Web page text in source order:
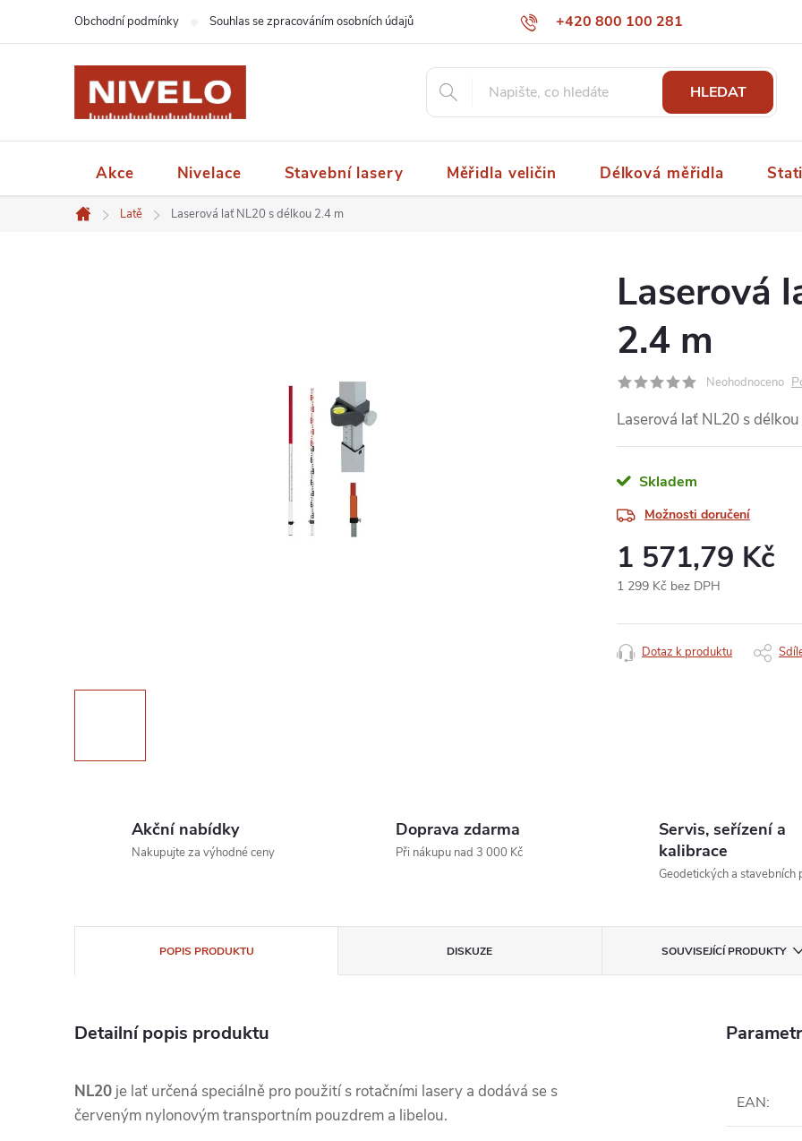
+420 800 100 281
papaspol@papaspol.cz
Obchodní podmínky Souhlas se zpracováním osobních údajů
HLEDAT
Akce Nivelace Stavební lasery Měřidla veličin Délková měřidla
Domů
Latě Laserová lať NL20 s délkou 2.4 m
Laserová
2.4 m
Neohodnoceno
Laserová lať NL20 s
Skladem
Možnosti doručení
1 571,79 Kč
1 299 Kč bez DPH
cena:
Dotaz k produktu
Akční nabídky
Nakupujte za výhodné ceny
Doprava zdarma
Při nákupu nad 3 000 Kč
Servis, seřízení a
kalibrace
Geodetických a stavebních
POPIS PRODUKTU DISKUZE SOUVISEJÍCÍ PRODUKTY
Detailní popis produktu
NL20 je lať určená speciálně pro použití s rotačními lasery a dodává se s
červeným nylonovým transportním pouzdrem a libelou.
EAN: